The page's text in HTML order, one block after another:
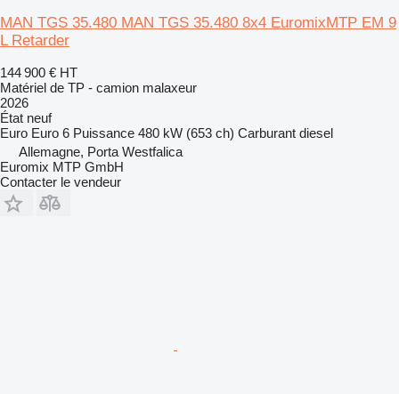
MAN TGS 35.480 MAN TGS 35.480 8x4 EuromixMTP EM 9
L Retarder
144 900 € HT
Matériel de TP - camion malaxeur
2026
État neuf
Euro Euro 6 Puissance 480 kW (653 ch) Carburant diesel
Allemagne, Porta Westfalica
Euromix MTP GmbH
Contacter le vendeur